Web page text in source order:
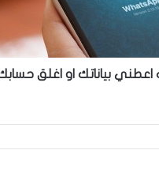
بياناتك او اغلق